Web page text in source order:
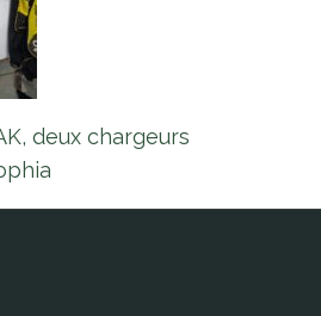
deux chargeurs